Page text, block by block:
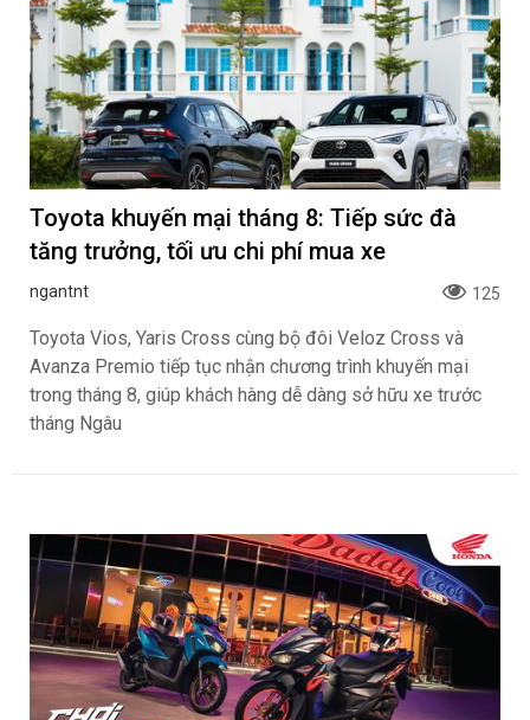
Toyota khuyến mại tháng 8: Tiếp sức đà
tăng trưởng, tối ưu chi phí mua xe
ngantnt 125
Toyota Vios, Yaris Cross cùng bộ đôi Veloz Cross và
Avanza Premio tiếp tục nhận chương trình khuyến mại
trong tháng 8, giúp khách hàng dễ dàng sở hữu xe trước
tháng Ngâu